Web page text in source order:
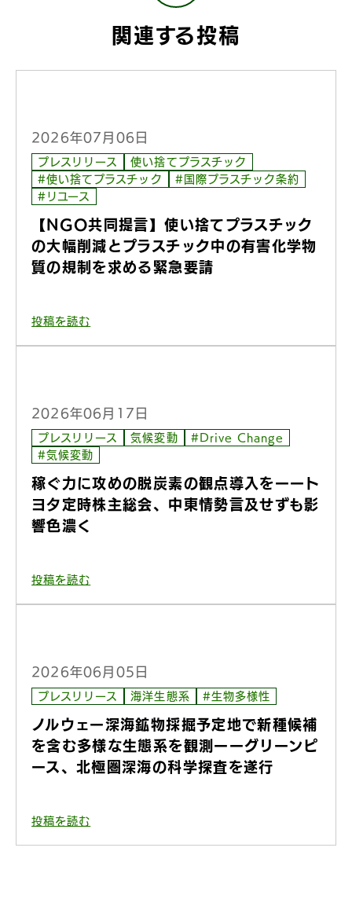
関連する投稿
2026年07月06日
プレスリリース
使い捨てプラスチック
#使い捨てプラスチック
#国際プラスチック条約
#リユース
【NGO共同提言】使い捨てプラスチック
の大幅削減とプラスチック中の有害化学物
質の規制を求める緊急要請
投稿を読む
2026年06月17日
プレスリリース 気候変動
#Drive Change
#気候変動
稼ぐ力に攻めの脱炭素の観点導入をーート
ヨタ定時株主総会、中東情勢言及せずも影
響色濃く
投稿を読む
2026年06月05日
プレスリリース 海洋生態系 #生物多様性
ノルウェー深海鉱物採掘予定地で新種候補
を含む多様な生態系を観測ーーグリーンピ
ース、北極圏深海の科学探査を遂行
投稿を読む